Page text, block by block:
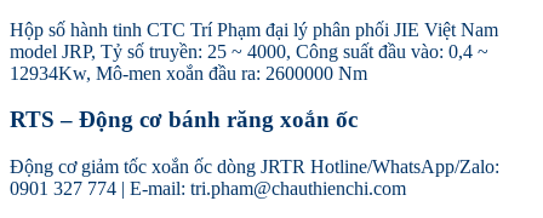
Hộp số hành tinh CTC Trí Phạm đại lý phân phối JIE Việt Nam
model JRP, Tỷ số truyền: 25 ~ 4000, Công suất đầu vào: 0,4 ~
12934Kw, Mô-men xoắn đầu ra: 2600000 Nm
RTS – Động cơ bánh răng xoắn ốc
Động cơ giảm tốc xoắn ốc dòng JRTR Hotline/WhatsApp/Zalo:
0901 327 774 | E-mail: tri.pham@chauthienchi.com